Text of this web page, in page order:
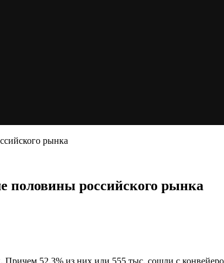
рынка
половины российского рынка
52,3% из них или 555 тыс. сошли с